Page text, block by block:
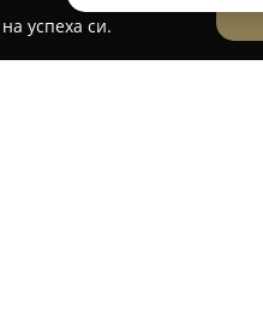
успеха си.